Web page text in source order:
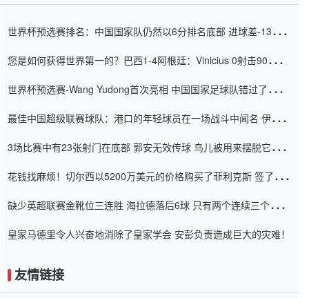
世界杯预选赛排名：中国国家队仍然以6分排名底部 进球差-13令人
您是如何获得世界第一的？巴西1-4阿根廷：Vinicius 0射击90分钟
世界杯预选赛-Wang Yudong首次亮相 中国国家足球队错过了世界
最佳中国超级联赛球队：港口的年轻球员在一场战斗中闻名 伊万放
3场比赛中有23张射门在底部 郭安无效传球 鸟儿被用来摆脱它
花钱找麻烦！切尔西以5200万美元的价格购买了菲利克斯 签了7年
缺少英超联赛金靴位三连胜 海拉德落后6球 只有两个连续三个连续
皇家马德里令人兴奋地消除了皇家学会 安彭负责造成巨大的灾难！
友情链接